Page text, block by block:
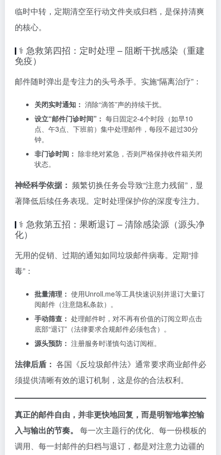
临时中转，定期清空至行动文件夹或归档，是保持清爽
的核心。
⚕️ 急救第四招：定时处理 – 阻断干扰感染（重建
免疫）
邮件随时弹出是专注力的头号杀手。实施“隔离治疗”：
关闭实时通知： 消除“滴答”声的持续干扰。
设立“邮件门诊时间”： 每日固定2-4个时段（如早10
点、午3点、下班前）集中处理邮件，每段不超过30分
钟。
非门诊时间： 除非绝对紧急，否则严格保持收件箱关闭
状态。
神经科学依据： 频繁切换任务会导致“注意力残留”，显
著降低后续任务表现。定时处理保护你的深度专注力。
⚕️ 急救第五招：果断退订 – 清除感染源（源头净
化）
无用的促销、过期的通知如同垃圾邮件病毒。定期“排
毒”：
批量清理： 使用Unroll.me等工具快速识别并退订大量订
阅邮件（注意隐私条款）。
手动筛查： 处理邮件时，对不再有价值的订阅立即点击
底部“退订”（法律要求合规邮件必须包含）。
源头预防： 注册服务时谨慎勾选订阅框。
法律后盾： 各国《反垃圾邮件法》通常要求商业邮件必
须提供清晰有效的退订机制，这是你的合法权利。
真正的邮件自由，并非更快地回复，而是明智地掌控输
入与输出的节奏。
每一次主题行的优化、每一份模板的
调用、每一封邮件的归档与退订，都是对注意力边疆的